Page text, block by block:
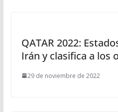
QATAR 2022:
Irán y clasifica a los
29 de noviembre de 2022